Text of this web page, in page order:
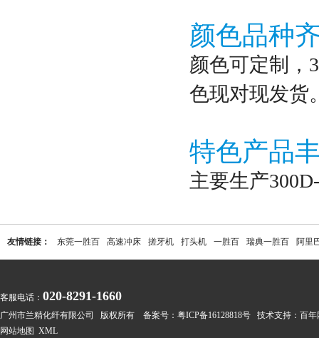
颜色品种
颜色可定制，
色现对现发货
特色产品
主要生产
友情链接： 东莞一胜百 高速冲床 搓牙机 打头机 一胜百 瑞典一胜百 阿里
客服电话： 020-8291-1660
广州市兰精化纤有限公司 版权所有 备案号： 粤ICP备16128818号 技术支持： 百年
网站地图 XML